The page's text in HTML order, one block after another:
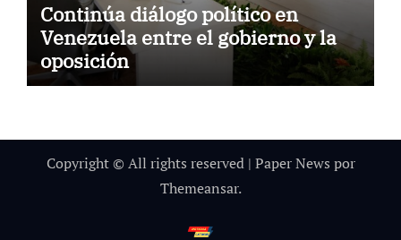
Continúa diálogo político en
Venezuela entre el gobierno y la
oposición
Copyright © All rights reserved | Paper News por
Themeansar.